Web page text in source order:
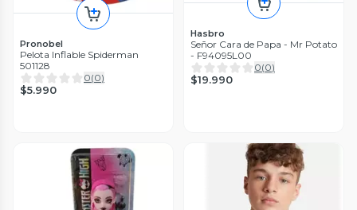
Pronobel
Pelota Inflable Spiderman
501128
0(0)
$5.990
Hasbro
Señor Cara de Papa - Mr Potato
- F94095L00
0(0)
$19.990